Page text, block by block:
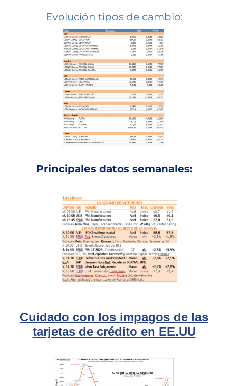
Evolución tipos de cambio:
Principales datos semanales:
Cuidado con los impagos de las
tarjetas de crédito en EE.UU